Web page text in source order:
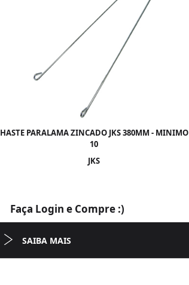
HASTE PARALAMA ZINCADO JKS 380MM - MINIMO
10
JKS
Faça Login e Compre :)
SAIBA MAIS